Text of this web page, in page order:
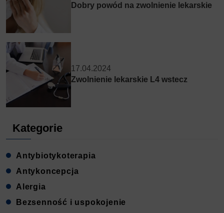
Dobry powód na zwolnienie lekarskie
17.04.2024
Zwolnienie lekarskie L4 wstecz
Kategorie
Antybiotykoterapia
Antykoncepcja
Alergia
Bezsenność i uspokojenie